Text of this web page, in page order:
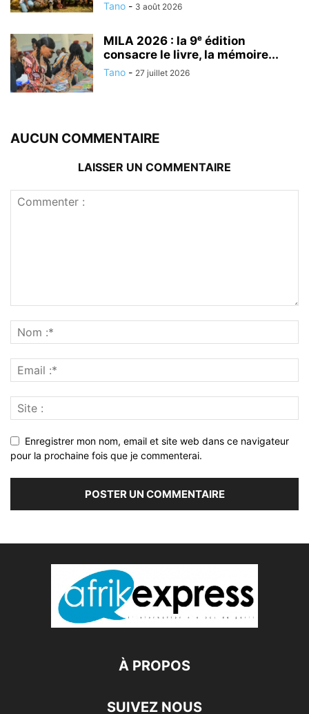
Tano - 3 août 2026
MILA 2026 : la 9ᵉ édition
consacre le livre, la mémoire...
Tano - 27 juillet 2026
AUCUN COMMENTAIRE
LAISSER UN COMMENTAIRE
Enregistrer mon nom, email et site web dans ce navigateur
pour la prochaine fois que je commenterai.
À PROPOS
SUIVEZ NOUS